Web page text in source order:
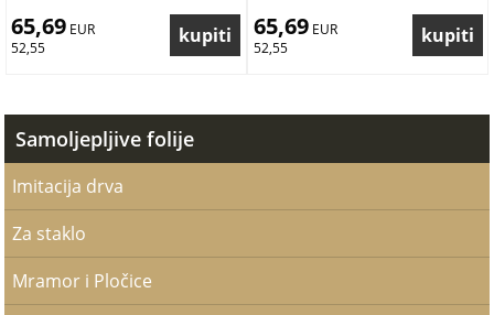
65,69 EUR
52,55
65,69 EUR
52,55
Samoljepljive folije
Imitacija drva
Za staklo
Mramor i Pločice